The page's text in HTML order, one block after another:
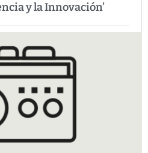
y la Innovación’